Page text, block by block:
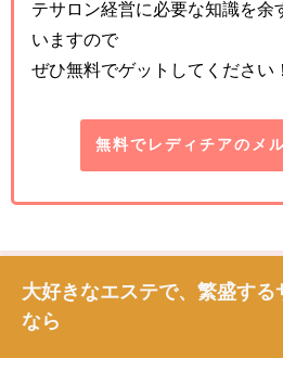
テサロン経営に必要な知識を余
いますので
ぜひ無料でゲットしてください！
無料でレディチアのメ
大好きなエステで、繁盛す
なら